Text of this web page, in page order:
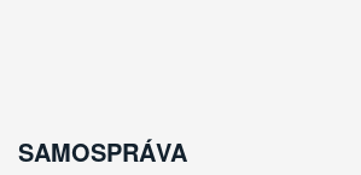
SAMOSPRÁVA